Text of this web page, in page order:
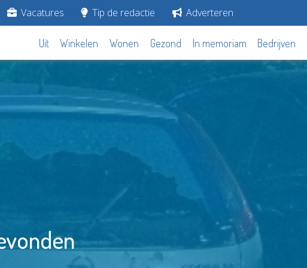
Vacatures Tip de redactie Adverteren
Uit Winkelen Wonen Gezond In memoriam Bedrijven